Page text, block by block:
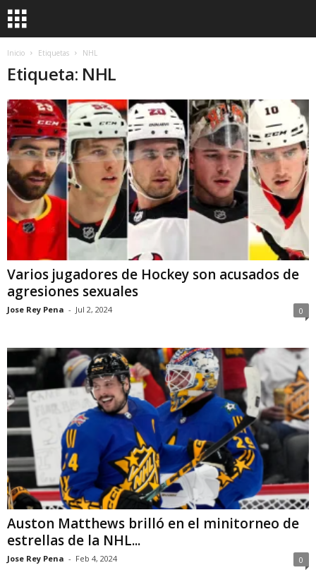
Inicio Etiquetas NHL
Etiqueta: NHL
Varios jugadores de Hockey son acusados de
agresiones sexuales
Jose Rey Pena - Jul 2, 2024 0
Auston Matthews brilló en el minitorneo de
estrellas de la NHL...
Jose Rey Pena - Feb 4, 2024 0